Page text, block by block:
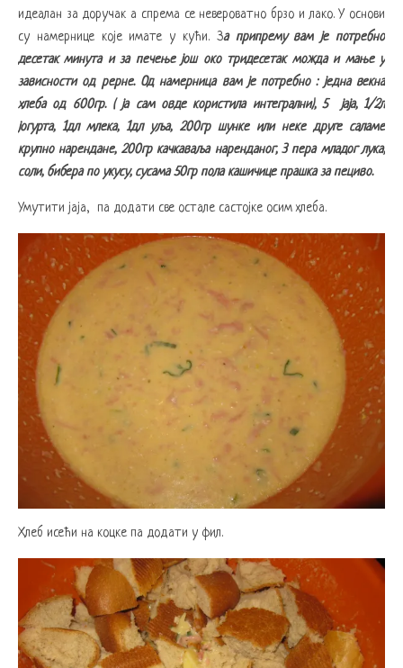
идеалан за доручак а спрема се невероватно брзо и лако. У основи
су намернице које имате у кући. За припрему вам је потребно
десетак минута и за печење још око тридесетак можда и мање у
зависности од рерне. Од намерница вам је потребно : једна векна
хлеба од 600гр. ( ја сам овде користила интегрални), 5 јаја, 1/2л
јогурта, 1дл млека, 1дл уља, 200гр шунке или неке друге саламе
крупно нарендане, 200гр качкаваља наренданог, 3 пера младог лука,
соли, бибера по укусу, сусама 50гр пола кашичице прашка за пециво.
Умутити јаја, па додати све остале састојке осим хлеба.
Хлеб исећи на коцке па додати у фил.